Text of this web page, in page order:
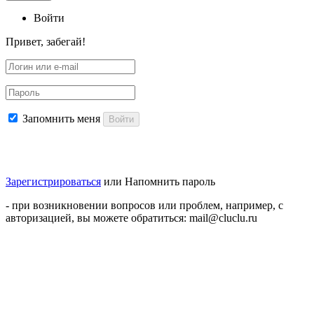
Войти
Привет, забегай!
Запомнить меня Войти
Зарегистрироваться или Напомнить пароль
- при возникновении вопросов или проблем, например, с
авторизацией, вы можете обратиться: mail@cluclu.ru